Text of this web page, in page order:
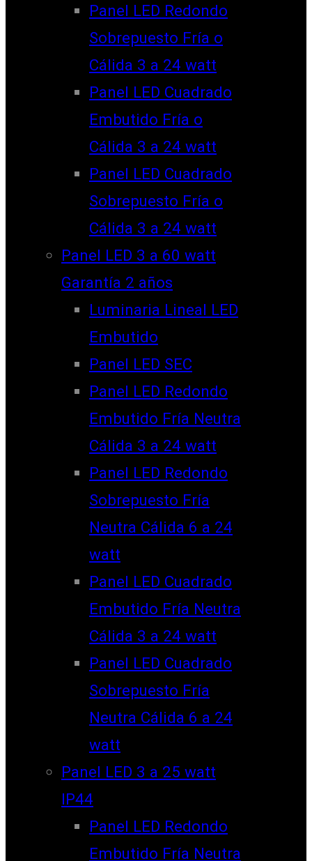
Panel LED Redondo
Sobrepuesto Fría o
Cálida 3 a 24 watt
Panel LED Cuadrado
Embutido Fría o
Cálida 3 a 24 watt
Panel LED Cuadrado
Sobrepuesto Fría o
Cálida 3 a 24 watt
Panel LED 3 a 60 watt
Garantía 2 años
Luminaria Lineal LED
Embutido
Panel LED SEC
Panel LED Redondo
Embutido Fría Neutra
Cálida 3 a 24 watt
Panel LED Redondo
Sobrepuesto Fría
Neutra Cálida 6 a 24
watt
Panel LED Cuadrado
Embutido Fría Neutra
Cálida 3 a 24 watt
Panel LED Cuadrado
Sobrepuesto Fría
Neutra Cálida 6 a 24
watt
Panel LED 3 a 25 watt
IP44
Panel LED Redondo
Embutido Fría Neutra